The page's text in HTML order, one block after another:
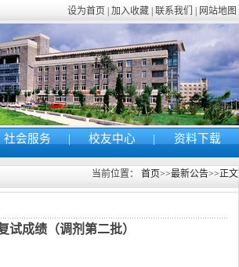
设为首页 | 加入收藏 | 联系我们 | 网站地图
社会服务 | 校友中心 | 资料下载
当前位置： 首页>>最新公告>>正文
试成绩（调剂第二批）